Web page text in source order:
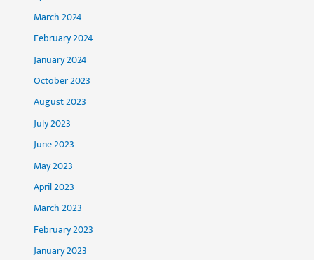
March 2024
February 2024
January 2024
October 2023
August 2023
July 2023
June 2023
May 2023
April 2023
March 2023
February 2023
January 2023